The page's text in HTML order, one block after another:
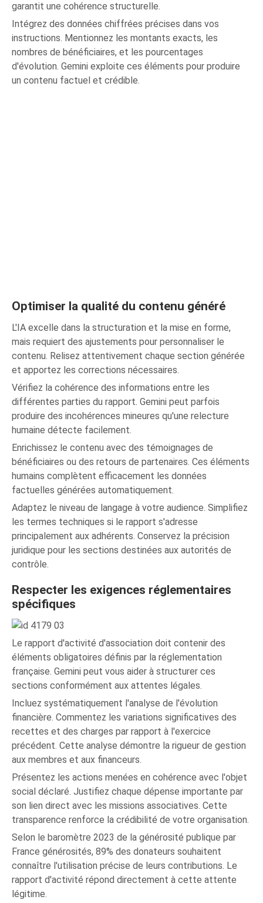
garantit une cohérence structurelle.
Intégrez des données chiffrées précises dans vos
instructions. Mentionnez les montants exacts, les
nombres de bénéficiaires, et les pourcentages
d'évolution. Gemini exploite ces éléments pour produire
un contenu factuel et crédible.
Optimiser la qualité du contenu généré
L'IA excelle dans la structuration et la mise en forme,
mais requiert des ajustements pour personnaliser le
contenu. Relisez attentivement chaque section générée
et apportez les corrections nécessaires.
Vérifiez la cohérence des informations entre les
différentes parties du rapport. Gemini peut parfois
produire des incohérences mineures qu'une relecture
humaine détecte facilement.
Enrichissez le contenu avec des témoignages de
bénéficiaires ou des retours de partenaires. Ces éléments
humains complètent efficacement les données
factuelles générées automatiquement.
Adaptez le niveau de langage à votre audience. Simplifiez
les termes techniques si le rapport s'adresse
principalement aux adhérents. Conservez la précision
juridique pour les sections destinées aux autorités de
contrôle.
Respecter les exigences réglementaires
spécifiques
Le rapport d'activité d'association doit contenir des
éléments obligatoires définis par la réglementation
française. Gemini peut vous aider à structurer ces
sections conformément aux attentes légales.
Incluez systématiquement l'analyse de l'évolution
financière. Commentez les variations significatives des
recettes et des charges par rapport à l'exercice
précédent. Cette analyse démontre la rigueur de gestion
aux membres et aux financeurs.
Présentez les actions menées en cohérence avec l'objet
social déclaré. Justifiez chaque dépense importante par
son lien direct avec les missions associatives. Cette
transparence renforce la crédibilité de votre organisation.
Selon le baromètre 2023 de la générosité publique par
France générosités, 89% des donateurs souhaitent
connaître l'utilisation précise de leurs contributions. Le
rapport d'activité répond directement à cette attente
légitime.